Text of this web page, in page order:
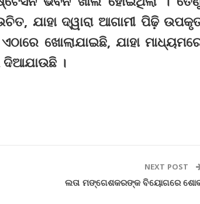
ଯାହା ଦ୍ୱାରା ଆଗାମୀ ପିଢ଼ି
ଖୋଲାଯାଇଛି, ଯାହା
ଦିଆଯାଉଛି ।
NEXT POST
ଲତା ମଙ୍ଗେଶକରଙ୍କ ବିୟୋଗରେ